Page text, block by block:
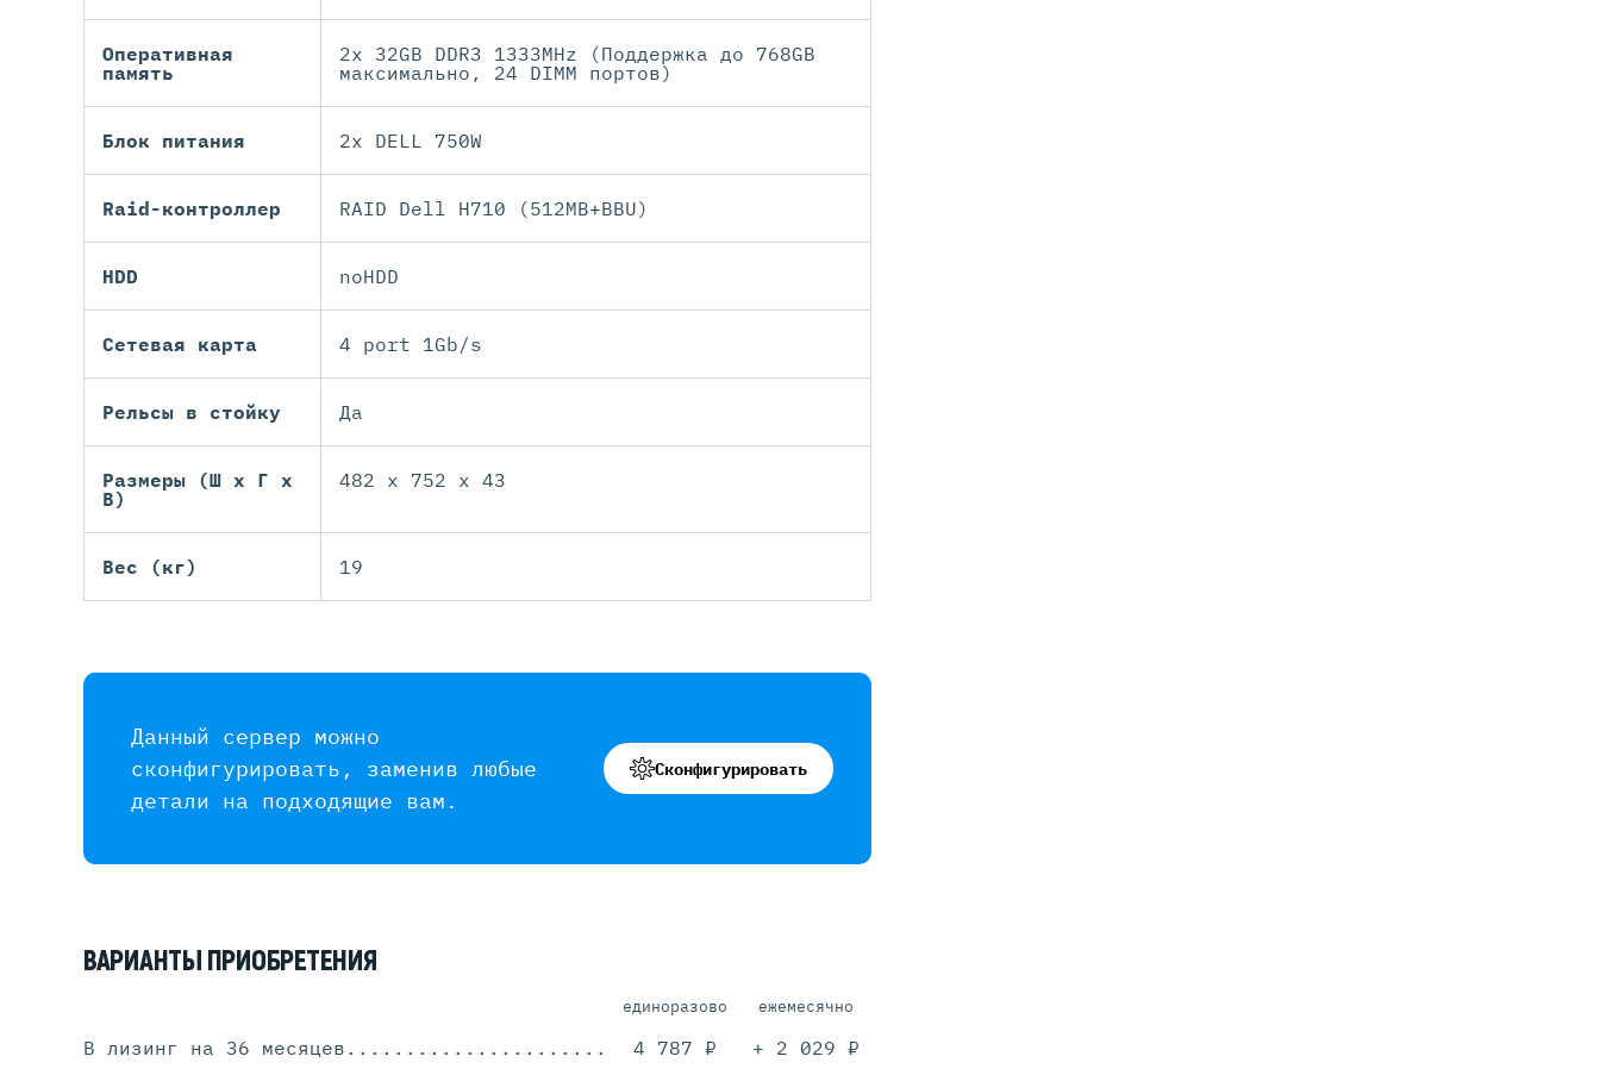
Оперативная
память
2x 32GB DDR3 1333MHz (Поддержка до 768GB
максимально, 24 DIMM портов)
Блок питания 2x DELL 750W
Raid-контроллер RAID Dell H710 (512MB+BBU)
HDD noHDD
Сетевая карта 4 port 1Gb/s
Рельсы в стойку Да
Размеры (Ш х Г х
В)
482 x 752 x 43
Вес (кг) 19
Данный сервер можно
сконфигурировать, заменив любые
детали на подходящие вам.
Сконфигурировать
ВАРИАНТЫ ПРИОБРЕТЕНИЯ
единоразово ежемесячно
В лизинг на 36 месяцев ....................................................................................
4 787 ₽
+ 2 029 ₽